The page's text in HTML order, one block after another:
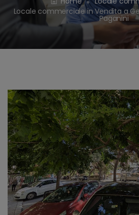
Locale commerciale in Vendita a
Paganini